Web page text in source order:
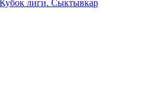
лиги. Сыктывкар